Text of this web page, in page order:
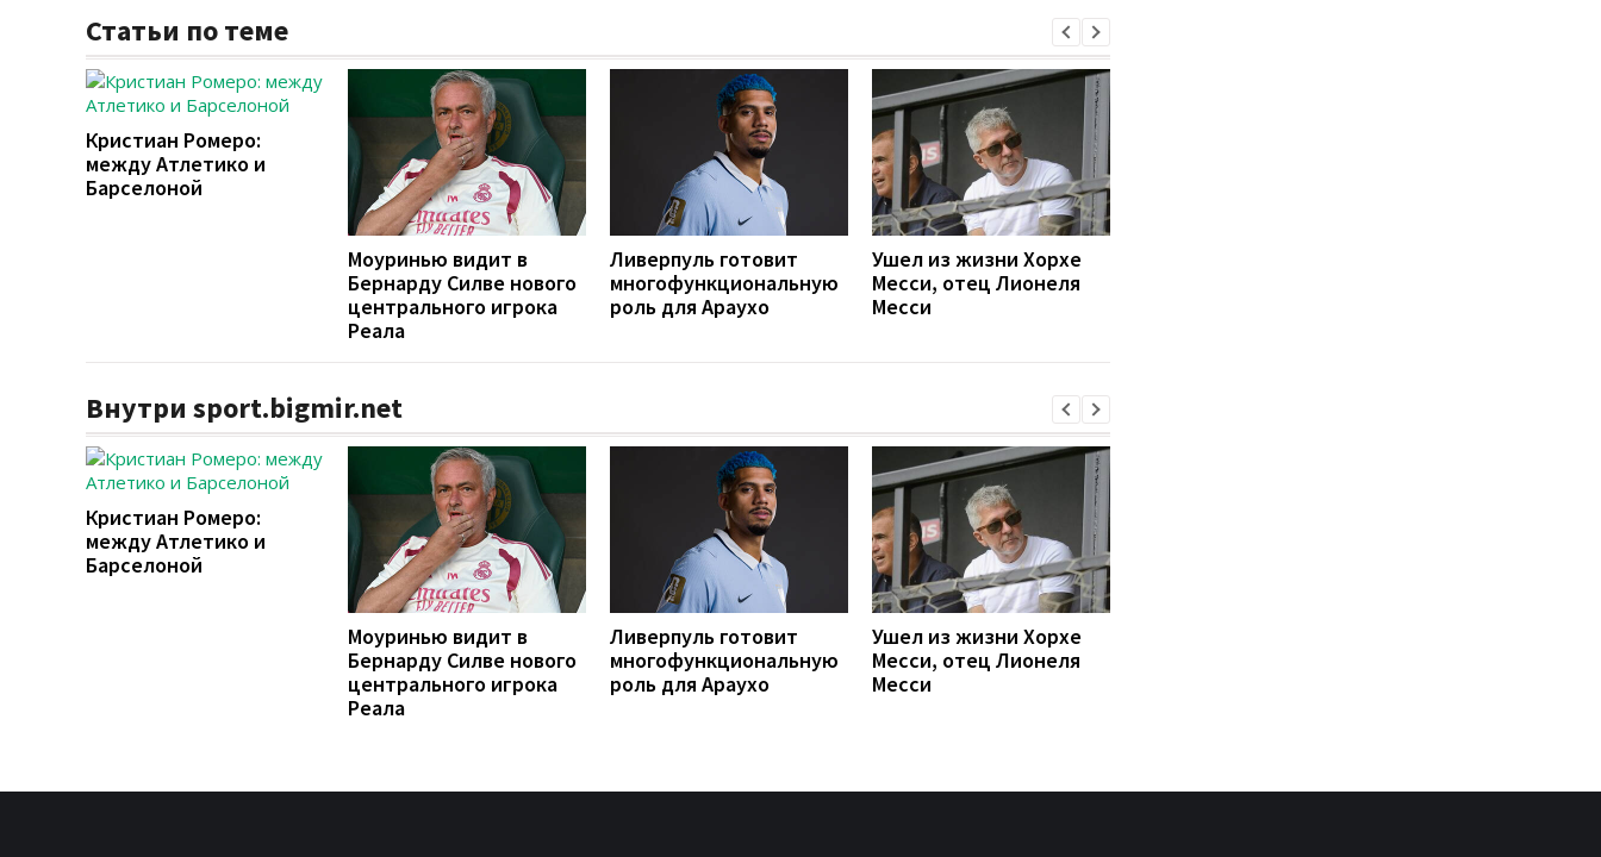
Статьи по теме
Кристиан Ромеро:
между Атлетико и
Барселоной
Моуринью видит в
Бернарду Силве нового
центрального игрока
Реала
Ливерпуль готовит
многофункциональную
роль для Араухо
Ушел из жизни Хорхе
Месси, отец Лионеля
Месси
Внутри sport.bigmir.net
Кристиан Ромеро:
между Атлетико и
Барселоной
Моуринью видит в
Бернарду Силве нового
центрального игрока
Реала
Ливерпуль готовит
многофункциональную
роль для Араухо
Ушел из жизни Хорхе
Месси, отец Лионеля
Месси